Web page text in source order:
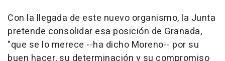
Con la llegada de este nuevo organismo, la Junta
pretende consolidar esa posición de Granada,
"que se lo merece --ha dicho Moreno-- por su